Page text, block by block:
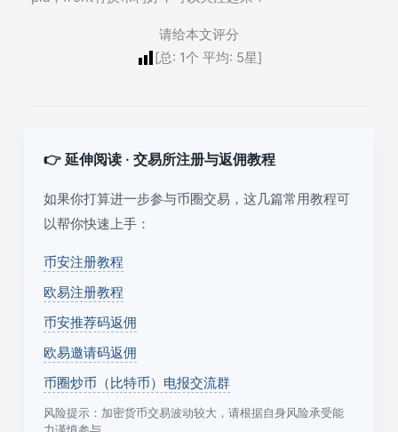
请给本文评分
[总: 1个 平均: 5星]
👉 延伸阅读 · 交易所注册与返佣教程
如果你打算进一步参与币圈交易，这几篇常用教程可
以帮你快速上手：
币安注册教程
欧易注册教程
币安推荐码返佣
欧易邀请码返佣
币圈炒币（比特币）电报交流群
风险提示：加密货币交易波动较大，请根据自身风险承受能